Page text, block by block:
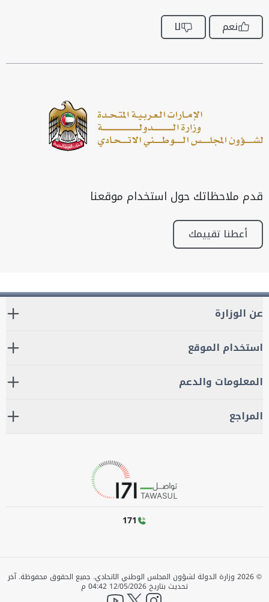
نعم لا
قدم ملاحظاتك حول استخدام موقعنا
أعطنا تقييمك
عن الوزارة
استخدام الموقع
المعلومات والدعم
المراجع
171
©
2026 وزارة الدولة لشؤون المجلس الوطني الاتحادي. جميع الحقوق محفوظة.آخر
تحديث بتاريخ 12/05/2026 04:42 م
instagram
twitter
YouTube